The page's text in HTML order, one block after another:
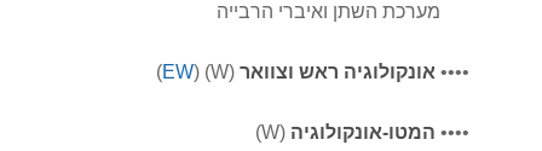
מערכת השתן ואיברי הרבייה
•••• אונקולוגיה ראש וצוואר (W) (
EW
)
•••• המטו-אונקולוגיה (W)